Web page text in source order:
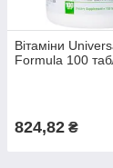
Вітаміни
Formula 100
824,82 ₴